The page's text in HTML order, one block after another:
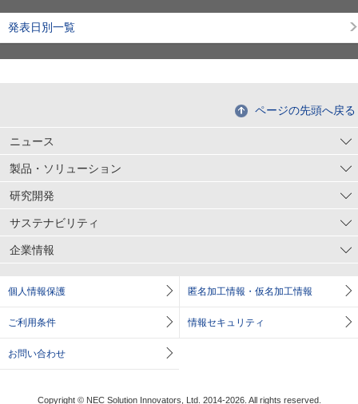
発表日別一覧
ページの先頭へ戻る
ニュース
製品・ソリューション
研究開発
サステナビリティ
企業情報
個人情報保護 匿名加工情報・仮名加工情報
ご利用条件 情報セキュリティ
お問い合わせ
Copyright © NEC Solution Innovators, Ltd. 2014-2026. All rights reserved.